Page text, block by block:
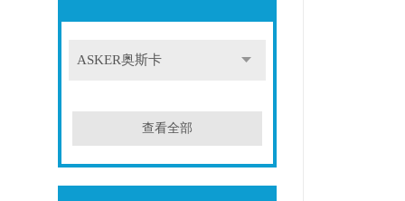
ASKER奥斯卡
查看全部